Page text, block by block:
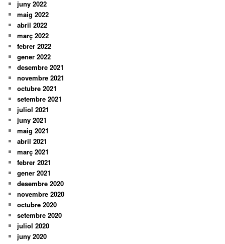
juny 2022
maig 2022
abril 2022
març 2022
febrer 2022
gener 2022
desembre 2021
novembre 2021
octubre 2021
setembre 2021
juliol 2021
juny 2021
maig 2021
abril 2021
març 2021
febrer 2021
gener 2021
desembre 2020
novembre 2020
octubre 2020
setembre 2020
juliol 2020
juny 2020